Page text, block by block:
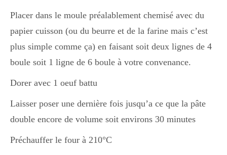
Placer dans le moule préalablement chemisé avec du
papier cuisson (ou du beurre et de la farine mais c’est
plus simple comme ça) en faisant soit deux lignes de 4
boule soit 1 ligne de 6 boule à votre convenance.
Dorer avec 1 oeuf battu
Laisser poser une dernière fois jusqu’a ce que la pâte
double encore de volume soit environs 30 minutes
Préchauffer le four à 210°C